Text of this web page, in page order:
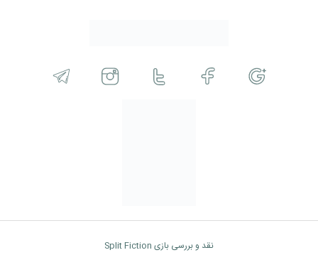
نقد و بررسی بازی Split Fiction